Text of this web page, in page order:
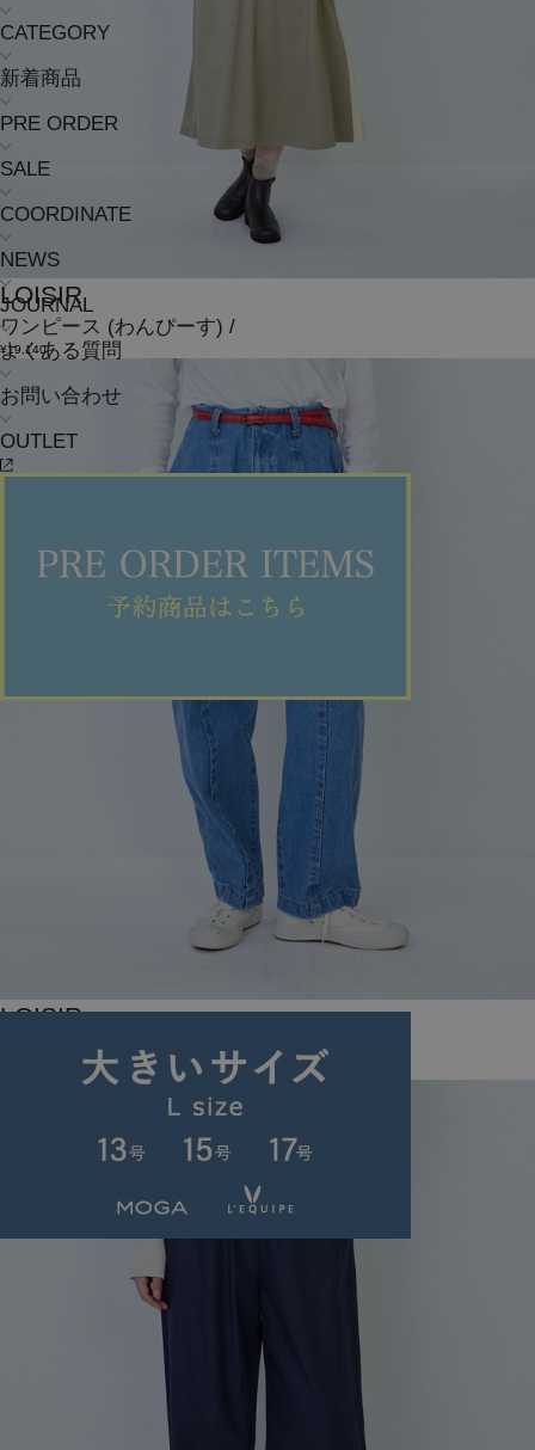
CATEGORY
新着商品
PRE ORDER
SALE
COORDINATE
NEWS
JOURNAL
よくある質問
お問い合わせ
OUTLET
LOISIR
ワンピース (わんぴーす) /
¥19,140
LOISIR
デニムパンツ (でにむぱんつ) /